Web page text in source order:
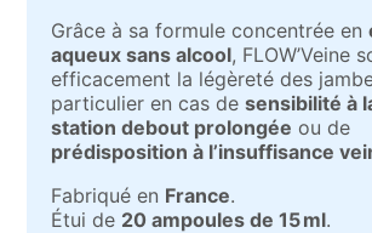
Grâce à sa formule concentrée en
aqueux sans alcool, FLOW’Veine
efficacement la légèreté des
particulier en cas desensibilité à
station debout prolongée ou de
prédisposition à l’insuffisance
Fabriqué en France.
Étui de 20 ampoules de 15 ml.